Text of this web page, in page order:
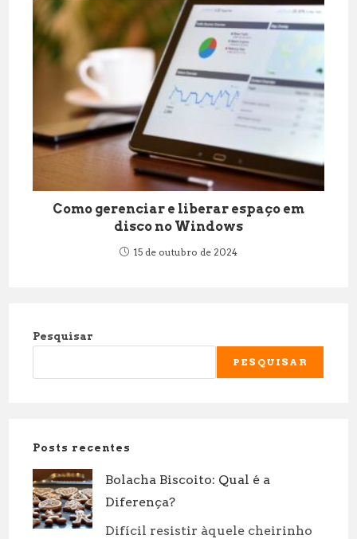
Como gerenciar e liberar espaço em
disco no Windows
15 de outubro de 2024
Pesquisar
PESQUISAR
Posts recentes
Bolacha Biscoito: Qual é a
Diferença?
Difícil resistir àquele cheirinho